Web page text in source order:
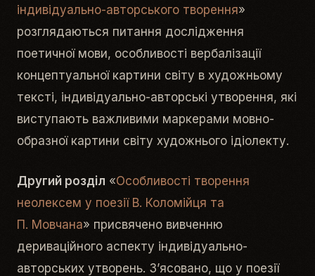
індивідуально-авторського творення»
розглядаються питання дослідження
поетичної мови, особливості вербалізації
концептуальної картини світу в художньому
тексті, індивідуально-авторські утворення, які
виступають важливими маркерами мовно-
образної картини світу художнього ідіолекту.
Другий розділ «Особливості творення
неолексем у поезії В. Коломійця та
П. Мовчана» присвячено вивченню
дериваційного аспекту індивідуально-
авторських утворень. З’ясовано, що у поезії